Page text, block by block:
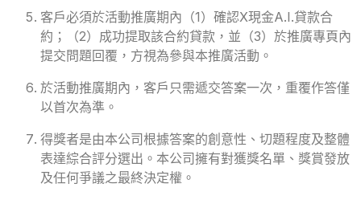
客戶必須於活動推廣期內（1）確認X現金A.I.貸款合
約；（2）成功提取該合約貸款，並（3）於推廣專頁內
提交問題回覆，方視為參與本推廣活動。
於活動推廣期內，客戶只需遞交答案一次，重覆作答僅
以首次為準。
得獎者是由本公司根據答案的創意性、切題程度及整體
表達綜合評分選出。本公司擁有對獲獎名單、獎賞發放
及任何爭議之最終決定權。